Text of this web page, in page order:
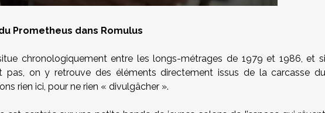
Prometheus dans Romulus
chronologiquement entre les longs-métrages de 1979 et 1986, et
pas, on y retrouve des éléments directement issus de la carcasse du
rien ici, pour ne rien « divulgâcher ».